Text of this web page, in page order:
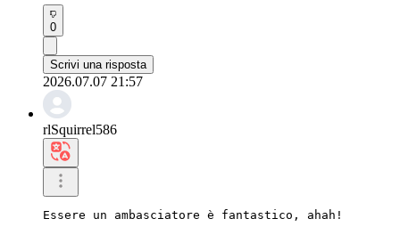
0
Scrivi una risposta
2026.07.07 21:57
rlSquirrel586
Essere un ambasciatore è fantastico, ahah!